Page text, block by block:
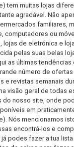
tem muitas lojas
agradável. Não
familiares,
computadores ou
lojas de eletrónica e
pelas suas belas
as últimas
número de
e revistas semanais
visão geral de todas
nosso site, onde
em
Nós mencionamos
encontrá-los e
podes fazer a tua